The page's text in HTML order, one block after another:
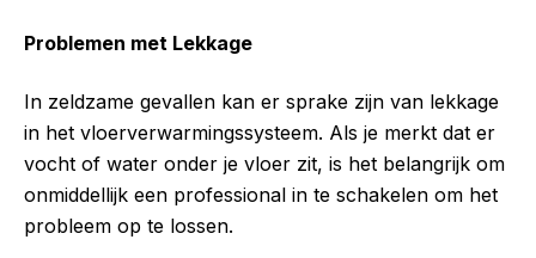
Problemen met Lekkage
In zeldzame gevallen kan er sprake zijn van lekkage
in het vloerverwarmingssysteem. Als je merkt dat er
vocht of water onder je vloer zit, is het belangrijk om
onmiddellijk een professional in te schakelen om het
probleem op te lossen.